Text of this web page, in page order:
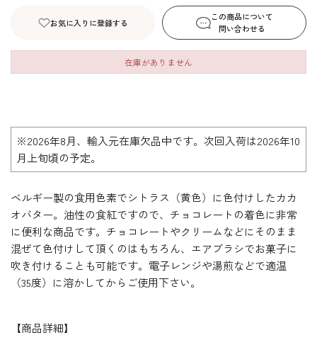
お気に入りに登録する
この商品について
問い合わせる
在庫がありません
※2026年8月、輸入元在庫欠品中です。次回入荷は2026年10
月上旬頃の予定。
ベルギー製の食用色素でシトラス（黄色）に色付けしたカカ
オバター。油性の食紅ですので、チョコレートの着色に非常
に便利な商品です。チョコレートやクリームなどにそのまま
混ぜて色付けして頂くのはもちろん、エアブラシでお菓子に
吹き付けることも可能です。電子レンジや湯煎などで適温
（35度）に溶かしてからご使用下さい。
【商品詳細】